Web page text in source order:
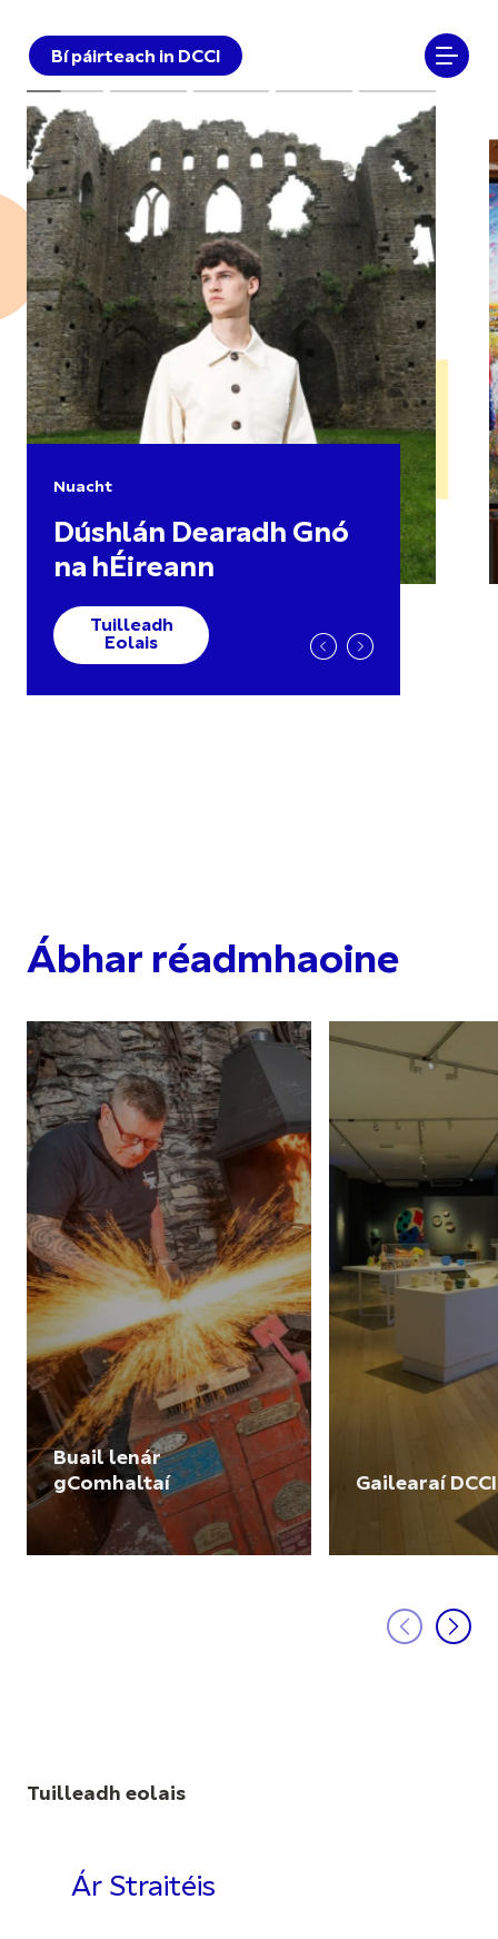
Bí páirteach in DCCI
Nuacht
Dúshlán Dearadh Gnó
na hÉireann
Tuilleadh
Eolais
Ábhar réadmhaoine
Buail lenár
gComhaltaí
Gailearaí DCCI
Tuilleadh eolais
Ár Straitéis